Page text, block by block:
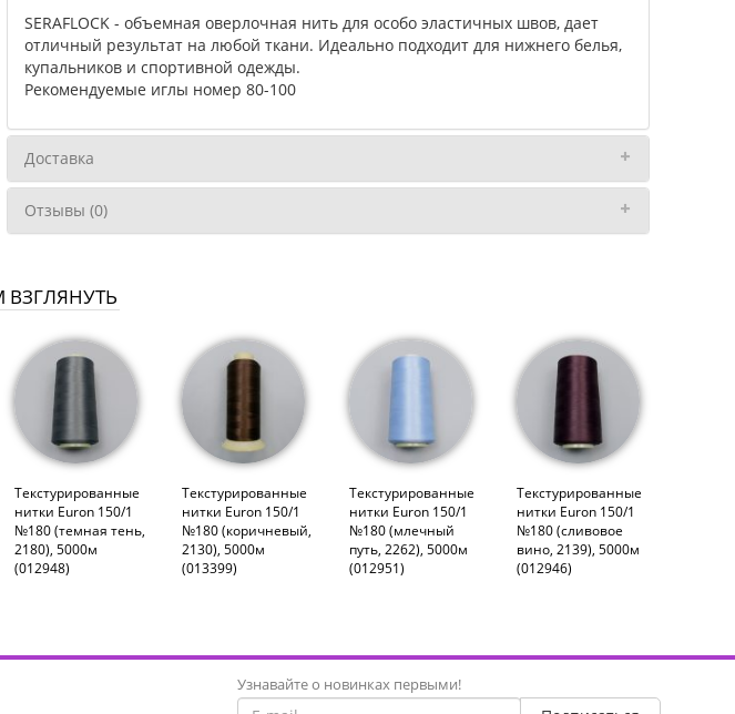
SERAFLOCK - объемная оверлочная нить для особо эластичных швов, дает
отличный результат на любой ткани. Идеально подходит для нижнего белья,
купальников и спортивной одежды.
Рекомендуемые иглы номер 80-100
Доставка
Отзывы (0)
ВЗГЛЯНУТЬ
Текстурированные
нитки Euron 150/1
№180 (темная тень,
2180), 5000м
(012948)
Текстурированные
нитки Euron 150/1
№180 (коричневый,
2130), 5000м
(013399)
Текстурированные
нитки Euron 150/1
№180 (млечный
путь, 2262), 5000м
(012951)
Текстурированные
нитки Euron 150/1
№180 (сливовое
вино, 2139), 5000м
(012946)
Узнавайте о новинках первыми!